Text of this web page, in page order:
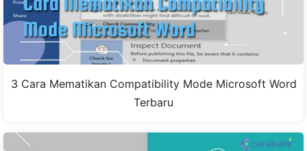
3 Cara Mematikan Compatibility Mode Microsoft Word
Terbaru